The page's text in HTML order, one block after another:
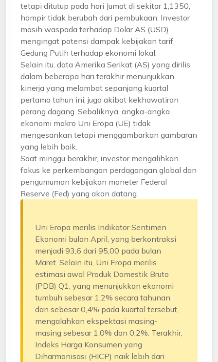
tetapi ditutup pada hari Jumat di sekitar 1,1350,
hampir tidak berubah dari pembukaan. Investor
masih waspada terhadap Dolar AS (USD)
mengingat potensi dampak kebijakan tarif
Gedung Putih terhadap ekonomi lokal.
Selain itu, data Amerika Serikat (AS) yang dirilis
dalam beberapa hari terakhir menunjukkan
kinerja yang melambat sepanjang kuartal
pertama tahun ini, juga akibat kekhawatiran
perang dagang. Sebaliknya, angka-angka
ekonomi makro Uni Eropa (UE) tidak
mengesankan tetapi menggambarkan gambaran
yang lebih baik.
Saat minggu berakhir, investor mengalihkan
fokus ke perkembangan perdagangan global dan
pengumuman kebijakan moneter Federal
Reserve (Fed) yang akan datang.
Uni Eropa merilis Indikator Sentimen
Ekonomi bulan April, yang berkontraksi
menjadi 93,6 dari 95,00 pada bulan
Maret. Selain itu, Uni Eropa merilis
estimasi awal Produk Domestik Bruto
(PDB) Q1, yang menunjukkan ekonomi
tumbuh sebesar 1,2% secara tahunan
dan sebesar 0,4% pada kuartal tersebut,
mengalahkan ekspektasi masing-
masing sebesar 1,0% dan 0,2%. Terakhir,
Indeks Harga Konsumen yang
Diharmonisasi (HICP) naik lebih dari